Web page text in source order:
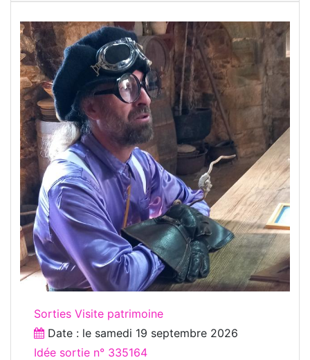
Sorties Visite patrimoine
Date : le samedi 19 septembre 2026
Idée sortie n° 335164